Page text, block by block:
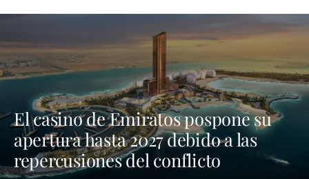
El casino de Emiratos pospone su
apertura hasta 2027 debido a las
repercusiones del conflicto